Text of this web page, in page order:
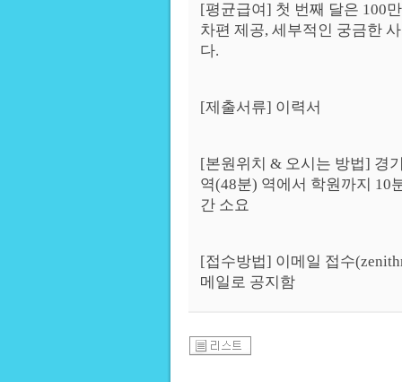
[평균급여] 첫 번째 달은 100
차편 제공, 세부적인 궁금한
다.
[제출서류] 이력서
[본원위치 & 오시는 방법] 경
역(48분) 역에서 학원까지 10
간 소요
[접수방법] 이메일 접수
메일로 공지함